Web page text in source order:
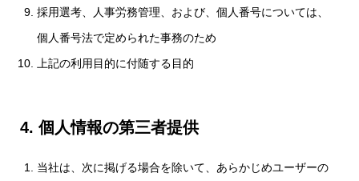
採用選考、人事労務管理、および、個人番号については、
個人番号法で定められた事務のため
上記の利用目的に付随する目的
4. 個人情報の第三者提供
当社は、次に掲げる場合を除いて、あらかじめユーザーの